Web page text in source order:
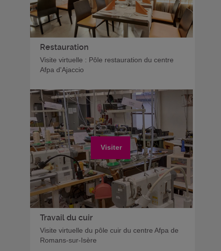
Restauration
Visite virtuelle : Pôle restauration du centre
Afpa d'Ajaccio
Visiter
Travail du cuir
Visite virtuelle du pôle cuir du centre Afpa de
Romans-sur-Isère